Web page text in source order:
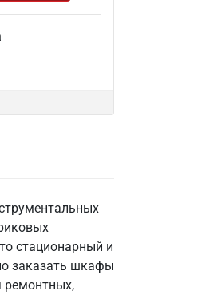
стационарный и
заказать шкафы
ремонтных,